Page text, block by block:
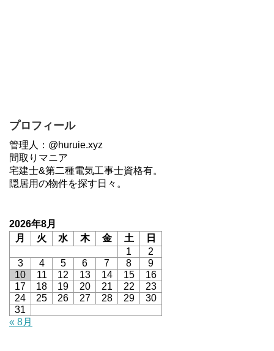
プロフィール
管理人：@huruie.xyz
間取りマニア
宅建士&第二種電気工事士資格有。
隠居用の物件を探す日々。
2026年8月
月
火 水 木 金 土
日
1
2
3
4 5 6 7 8
9
10
11 12 13 14 15
16
17
18 19 20 21 22
23
24
25 26 27 28 29
30
31
« 8月